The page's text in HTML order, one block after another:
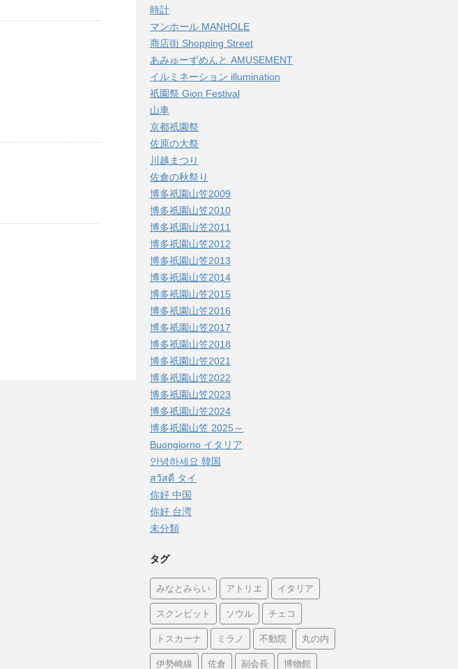
時計
マンホール MANHOLE
商店街 Shopping Street
あみゅーずめんと AMUSEMENT
イルミネーション illumination
祇園祭 Gion Festival
山車
京都祇園祭
佐原の大祭
川越まつり
佐倉の秋祭り
博多祇園山笠2009
博多祇園山笠2010
博多祇園山笠2011
博多祇園山笠2012
博多祇園山笠2013
博多祇園山笠2014
博多祇園山笠2015
博多祇園山笠2016
博多祇園山笠2017
博多祇園山笠2018
博多祇園山笠2021
博多祇園山笠2022
博多祇園山笠2023
博多祇園山笠2024
博多祇園山笠 2025～
Buongiorno イタリア
안녕하세요 韓国
สวัสดี タイ
你好 中国
你好 台湾
未分類
タグ
みなとみらい アトリエ イタリア
スクンビット ソウル チェコ
トスカーナ ミラノ 不動院 丸の内
伊勢崎線 佐倉 副会長 博物館